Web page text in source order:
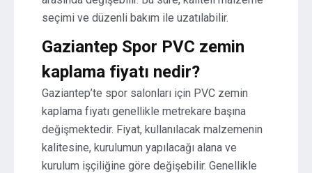
seçimi ve düzenli bakım ile uzatılabilir.
Gaziantep Spor PVC zemin
kaplama fiyatı nedir?
Gaziantep’te spor salonları için PVC zemin
kaplama fiyatı genellikle metrekare başına
değişmektedir. Fiyat, kullanılacak malzemenin
kalitesine, kurulumun yapılacağı alana ve
kurulum işçiliğine göre değişebilir. Genellikle